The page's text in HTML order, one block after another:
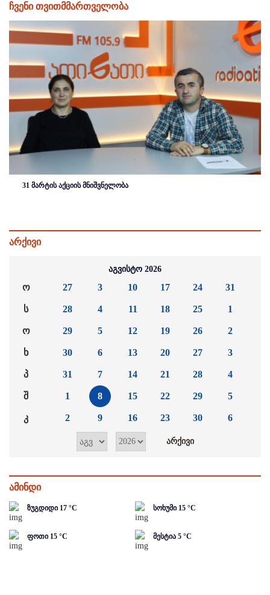
ჩვენი თვითმმართველობა
31 მარტის აქციის მნიშვნელობა
არქივი
აგვისტო 2026
ო
ს
ო
ხ
პ
შ
კ
27
28
29
30
31
1
2
3
4
5
6
7
8
9
10
11
12
13
14
15
16
17
18
19
20
21
22
23
24
25
26
27
28
29
30
31
1
2
3
4
5
6
ამინდი
ზუგდიდი 17 °C სოხუმი 15 °C
ფოთი 15 °C მესტია 5 °C